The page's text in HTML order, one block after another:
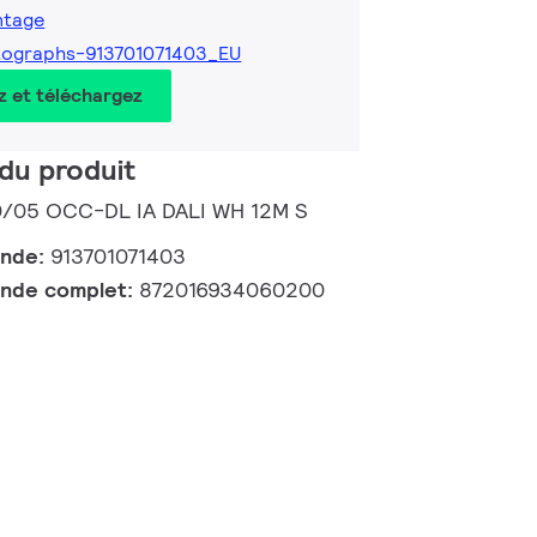
913701071403_EU
et téléchargez
produit
OCC-DL IA DALI WH 12M S
913701071403
complet: 872016934060200